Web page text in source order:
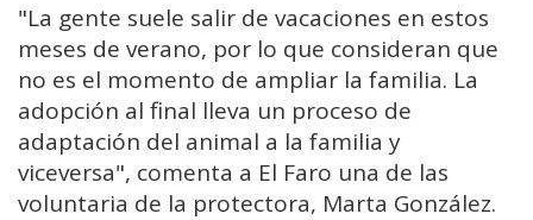
"La gente suele salir de vacaciones en estos
meses de verano, por lo que consideran que
no es el momento de ampliar la familia. La
adopción al final lleva un proceso de
adaptación del animal a la familia y
viceversa", comenta a El Faro una de las
voluntaria de la protectora, Marta González.